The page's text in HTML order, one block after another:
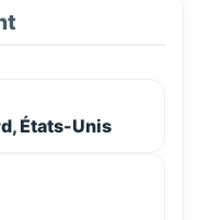
États-Unis